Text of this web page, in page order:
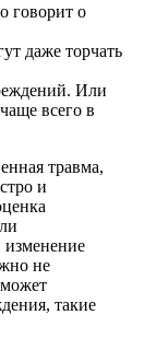
говорит о
даже торчать
Или
всего в
травма,
и
изменение
не
такие